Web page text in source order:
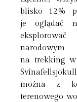
blisko 12%
je oglądać
na trekking
można z
terenowego